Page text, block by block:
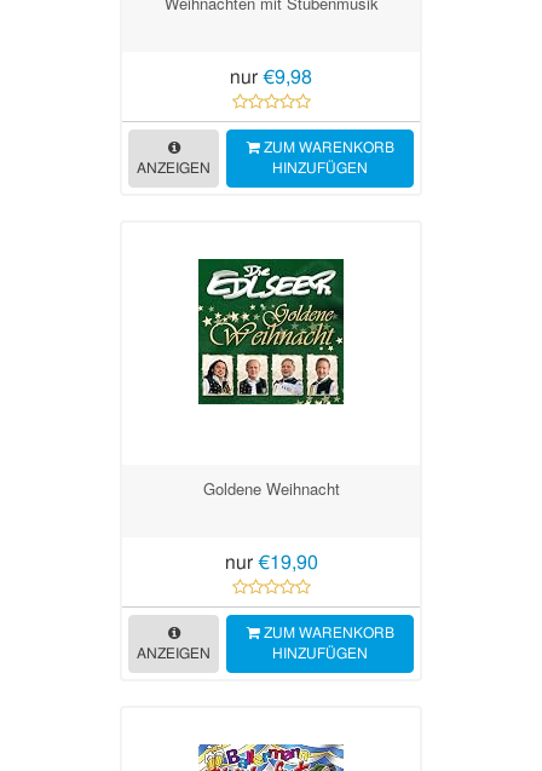
nur €9,98
ANZEIGEN
ZUM WARENKORB
HINZUFÜGEN
Goldene Weihnacht
nur €19,90
ANZEIGEN
ZUM WARENKORB
HINZUFÜGEN